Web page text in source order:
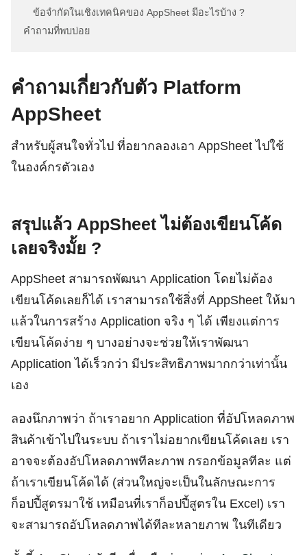
ข้อจำกัดในเชิงเทคนิคของ AppSheet มีอะไรบ้าง ?
คำถามที่พบบ่อย
คำถามเกี่ยวกับตัว Platform
AppSheet
สำหรับผู้สนใจทั่วไป ที่อยากลองเอา AppSheet ไปใช้
ในองค์กรตัวเอง
สรุปแล้ว AppSheet ไม่ต้องเขียนโค้ด
เลยจริงมั้ย ?
AppSheet สามารถพัฒนา Application โดยไม่ต้อง
เขียนโค้ดเลยก็ได้ เราสามารถใช้สิ่งที่ AppSheet ให้มา
แล้วในการสร้าง Application จริง ๆ ได้ เพียงแต่การ
เขียนโค้ดง่าย ๆ บางอย่างจะช่วยให้เราพัฒนา
Application ได้เร็วกว่า มีประสิทธิภาพมากกว่าเท่านั้น
เอง
ลองนึกภาพว่า ถ้าเราอยาก Application ที่อัปโหลดภาพ
สินค้าเข้าไปในระบบ ถ้าเราไม่อยากเขียนโค้ดเลย เรา
อาจจะต้องอัปโหลดภาพทีละภาพ กรอกข้อมูลทีละ แต่
ถ้าเราเขียนโค้ดได้ (ส่วนใหญ่จะเป็นในลักษณะการ
ก็อปปี้สูตรมาใช้ เหมือนที่เราก็อปปี้สูตรใน Excel) เรา
จะสามารถอัปโหลดภาพได้ทีละหลายภาพ ในทีเดียว